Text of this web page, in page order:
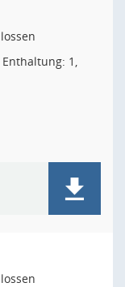
Enthaltung: 1,